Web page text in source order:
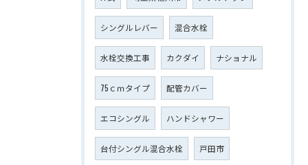
シングルレバー 混合水栓
水栓交換工事 カクダイ ナショナル
75ｃｍタイプ 配管カバー
エコシングル ハンドシャワー
台付シングル混合水栓 戸田市